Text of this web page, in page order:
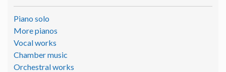
Piano solo
More pianos
Vocal works
Chamber music
Orchestral works